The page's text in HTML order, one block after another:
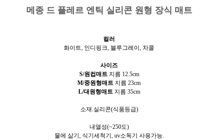
메종 드 플레르 엔틱 실리콘 원형 장식 매트
컬러
화이트, 인디핑크, 블루그레이, 차콜
사이즈
S/원컵매트지름 12.5cm
M/중원형매트 지름 23cm
L/대원형매트지름 35cm
소재.실리콘(식품등급)
내열성(~250도)
물에 삶기, 식기세척기, uv소독기 사용가능.